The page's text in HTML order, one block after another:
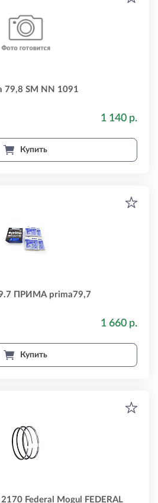
79,8 SM NN 1091
1 140 р.
Купить
ПРИМА prima79,7
1 660 р.
Купить
Federal Mogul FEDERAL